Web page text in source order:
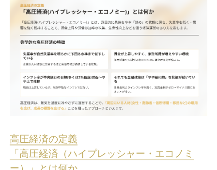
高圧経済の定義
「高圧経済（ハイプレッシャー・エコノミ
ー）」とは何か